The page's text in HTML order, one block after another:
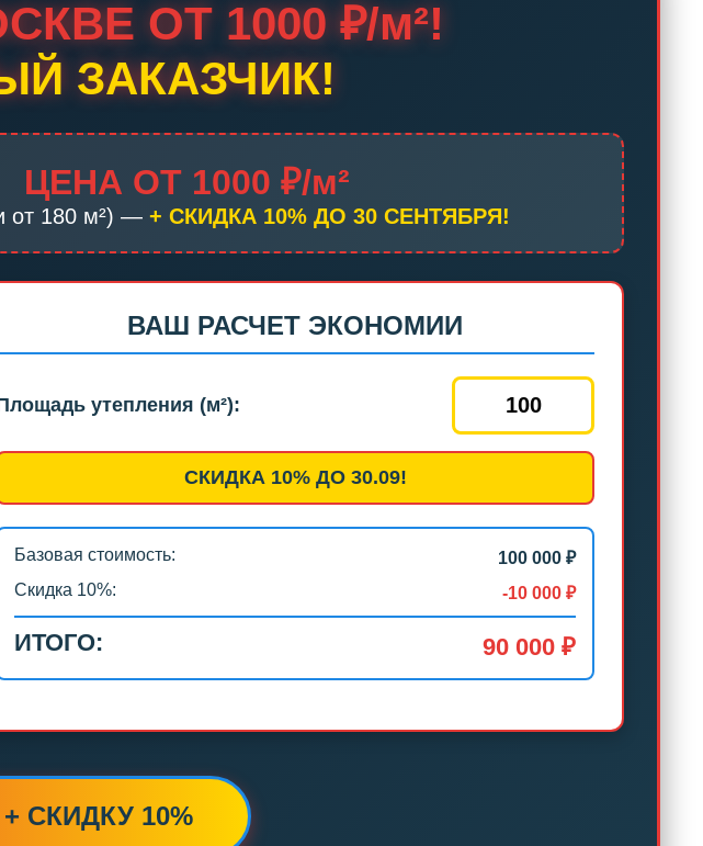
ОТ 1000 ₽/м²!
ЗАКАЗЧИК!
ЦЕНА ОТ 1000 ₽/м²
от 180 м²) — + СКИДКА 10% ДО 30 СЕНТЯБРЯ!
ВАШ РАСЧЕТ ЭКОНОМИИ
утепления (м²):
СКИДКА 10% ДО 30.09!
Базовая стоимость:
100 000 ₽
Скидка 10%:
-10 000 ₽
ИТОГО: 90 000 ₽
СКИДКУ 10%